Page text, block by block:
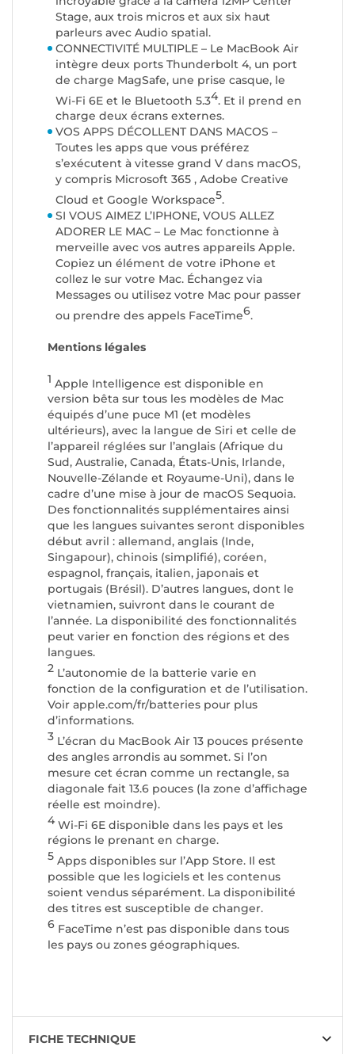
Stage, aux trois micros et aux six haut
parleurs avec Audio spatial.
CONNECTIVITÉ MULTIPLE – Le MacBook Air
intègre deux ports Thunderbolt 4, un port
de charge MagSafe, une prise casque, le
Wi-Fi 6E et le Bluetooth 5.34. Et il prend en
charge deux écrans externes.
VOS APPS DÉCOLLENT DANS MACOS –
Toutes les apps que vous préférez
s’exécutent à vitesse grand V dans macOS,
y compris Microsoft 365 , Adobe Creative
Cloud et Google Workspace5.
SI VOUS AIMEZ L’IPHONE, VOUS ALLEZ
ADORER LE MAC – Le Mac fonctionne à
merveille avec vos autres appareils Apple.
Copiez un élément de votre iPhone et
collez le sur votre Mac. Échangez via
Messages ou utilisez votre Mac pour passer
ou prendre des appels FaceTime6.
Mentions légales
1 Apple Intelligence est disponible en
version bêta sur tous les modèles de Mac
équipés d’une puce M1 (et modèles
ultérieurs), avec la langue de Siri et celle de
l’appareil réglées sur l’anglais (Afrique du
Sud, Australie, Canada, États-Unis, Irlande,
Nouvelle-Zélande et Royaume-Uni), dans le
cadre d’une mise à jour de macOS Sequoia.
Des fonctionnalités supplémentaires ainsi
que les langues suivantes seront disponibles
début avril : allemand, anglais (Inde,
Singapour), chinois (simplifié), coréen,
espagnol, français, italien, japonais et
portugais (Brésil). D’autres langues, dont le
vietnamien, suivront dans le courant de
l’année. La disponibilité des fonctionnalités
peut varier en fonction des régions et des
langues.
2 L’autonomie de la batterie varie en
fonction de la configuration et de l’utilisation.
Voir apple.com/fr/batteries pour plus
d’informations.
3 L’écran du MacBook Air 13 pouces présente
des angles arrondis au sommet. Si l’on
mesure cet écran comme un rectangle, sa
diagonale fait 13.6 pouces (la zone d’affichage
réelle est moindre).
4 Wi-Fi 6E disponible dans les pays et les
régions le prenant en charge.
5 Apps disponibles sur l’App Store. Il est
possible que les logiciels et les contenus
soient vendus séparément. La disponibilité
des titres est susceptible de changer.
6 FaceTime n’est pas disponible dans tous
les pays ou zones géographiques.
FICHE TECHNIQUE